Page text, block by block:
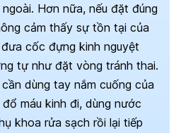
Hơn nữa, nếu đặt đúng
cảm thấy sự tồn tại của
cốc đựng kinh nguyệt
tự như đặt vòng tránh thai.
dùng tay nắm cuống của
máu kinh đi, dùng nước
khoa rửa sạch rồi lại tiếp